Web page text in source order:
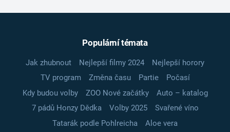
Populární témata
Jak zhubnout Nejlepší filmy 2024
Nejlepší horory
TV program
Změna času Partie
Počasí
Kdy budou volby
ZOO Nové začátky
Auto – katalog
7 pádů Honzy Dědka
Volby 2025
Svařené víno
Tatarák podle Pohlreicha
Aloe vera